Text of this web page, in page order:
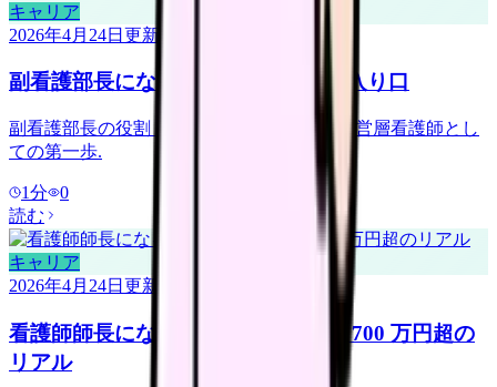
キャリア
2026年4月24日 更新
副看護部長になる｜病院経営層への入り口
副看護部長の役割・年収・キャリアパス. 経営層看護師とし
ての第一歩.
1分
0
読む
キャリア
2026年4月24日 更新
看護師師長になる｜選抜基準と年収 700 万円超の
リアル